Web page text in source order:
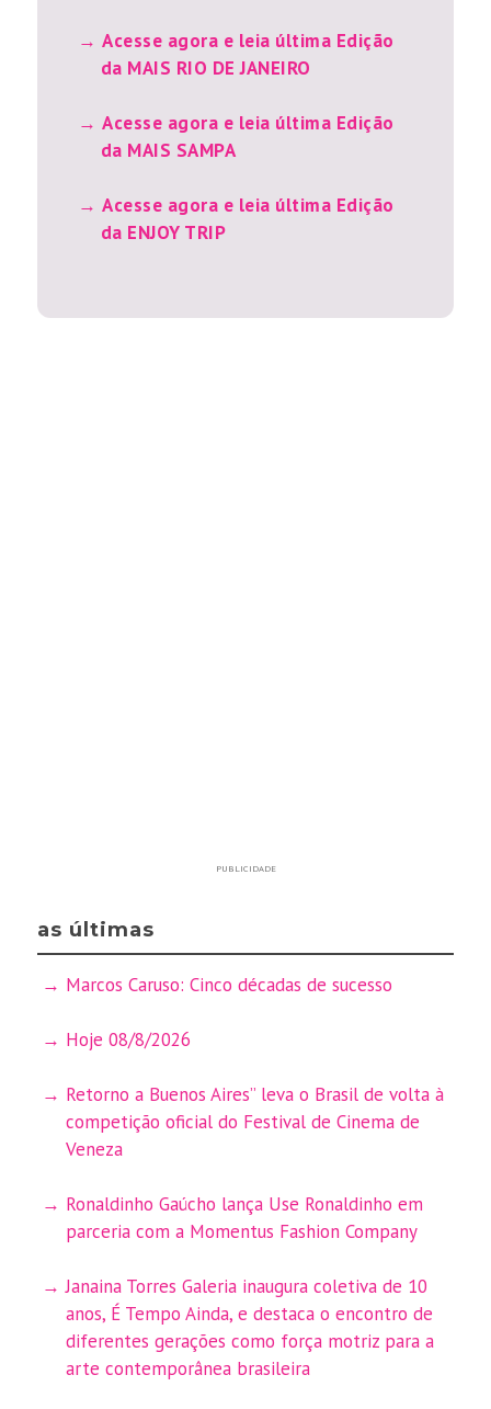
Acesse agora e leia última Edição
da MAIS RIO DE JANEIRO
Acesse agora e leia última Edição
da MAIS SAMPA
Acesse agora e leia última Edição
da ENJOY TRIP
PUBLICIDADE
as últimas
Marcos Caruso: Cinco décadas de sucesso
Hoje 08/8/2026
Retorno a Buenos Aires” leva o Brasil de volta à
competição oficial do Festival de Cinema de
Veneza
Ronaldinho Gaúcho lança Use Ronaldinho em
parceria com a Momentus Fashion Company
Janaina Torres Galeria inaugura coletiva de 10
anos, É Tempo Ainda, e destaca o encontro de
diferentes gerações como força motriz para a
arte contemporânea brasileira